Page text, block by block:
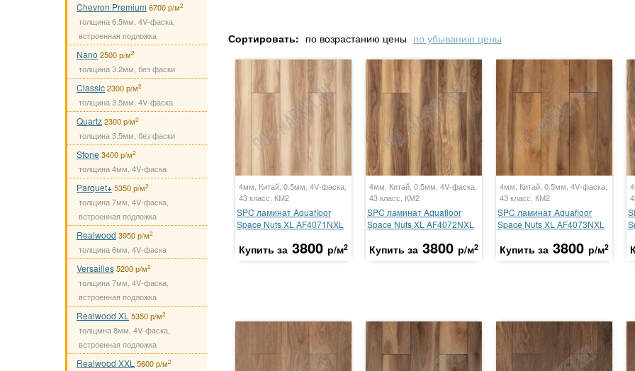
Chevron Premium 6700 р/м2
толщина 6.5мм, 4V-фаска,
встроенная подложка
Nano 2500 р/м2
толщина 3.2мм, без фаски
Classic2300 р/м2
толщина 3.5мм, 4V-фаска
Quartz2300 р/м2
толщина 3.5мм, без фаски
Stone 3400 р/м2
толщина 4мм, 4V-фаска
Parquet+5350 р/м2
толщина 7мм, 4V-фаска,
встроенная подложка
Realwood 3950 р/м2
толщина 6мм, 4V-фаска
Versailles5200 р/м2
толщина 7мм, 4V-фаска,
встроенная подложка
Realwood XL 5350 р/м2
толщмна 8мм, 4V-фаска,
встроенная подложка
Realwood XXL 5600 р/м2
Сортировать: по возрастанию цены по убыванию цены
4мм, Китай, 0.5мм, 4V-фаска,
43 класс, КМ2
SPC ламинат Aquafloor
Space Nuts XL AF4071NXL
Купить за 3800 р/м2
4мм, Китай, 0.5мм, 4V-фаска,
43 класс, КМ2
SPC ламинат Aquafloor
Space Nuts XL AF4072NXL
Купить за 3800 р/м2
4мм, Китай, 0.5мм, 4V-фаска,
43 класс, КМ2
SPC ламинат Aquafloor
Space Nuts XL AF4073NXL
Купить за 3800 р/м2